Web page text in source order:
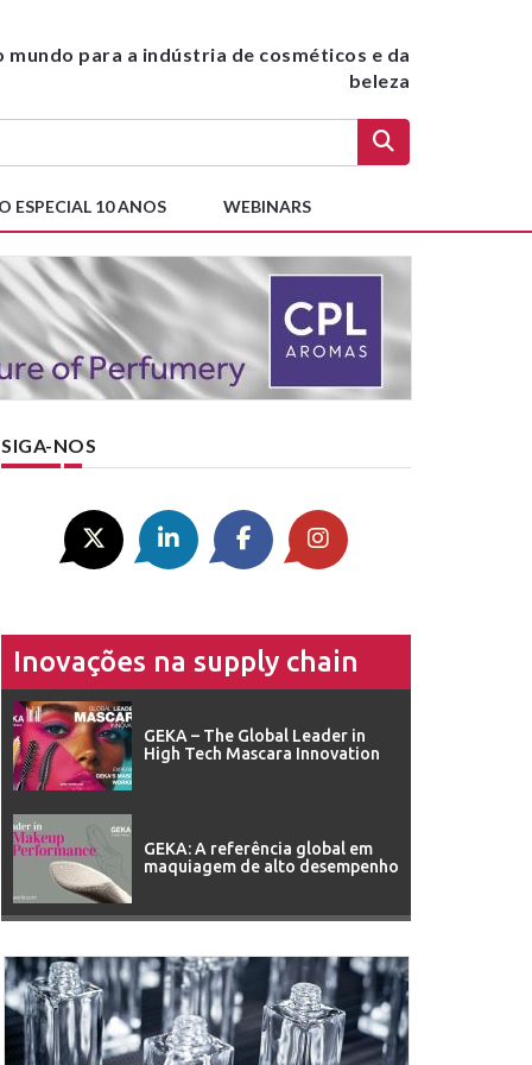
mundo para a indústria de cosméticos e da
beleza
ESPECIAL 10 ANOS WEBINARS
SIGA-NOS
Inovações na supply chain
GEKA – The Global Leader in
High Tech Mascara Innovation
GEKA: A referência global em
maquiagem de alto desempenho